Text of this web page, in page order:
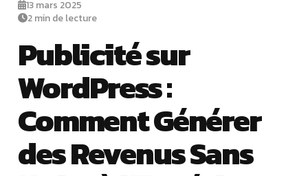
13 mars 2025
2 min de lecture
Publicité sur
WordPress :
Comment Générer
des Revenus Sans